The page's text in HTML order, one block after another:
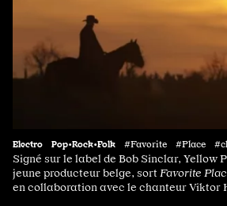
Electro Pop•Rock•Folk #Favorite #Place
Signé sur le label de Bob Sinclar, Yellow
jeune producteur belge, sortFavorite
en collaboration avec le chanteur Viktor